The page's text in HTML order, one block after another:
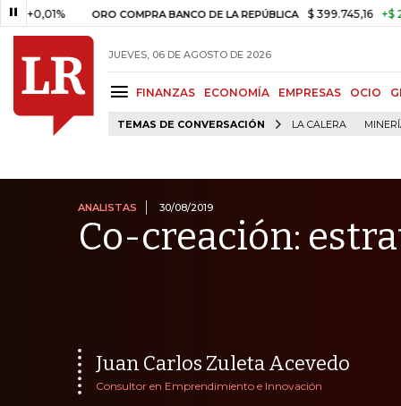
ORO COMPRA BANCO DE LA REPÚBLICA $ 399.745,16 +$ 2.295,71
JUEVES, 06 DE AGOSTO DE 2026
FINANZAS ECONOMÍA EMPRESAS OCIO
TEMAS DE CONVERSACIÓN LA CALERA
ANALISTAS 30/08/2019
Co-creación:
Juan Carlos Zuleta Acevedo
Consultor en Emprendimiento e Innovación